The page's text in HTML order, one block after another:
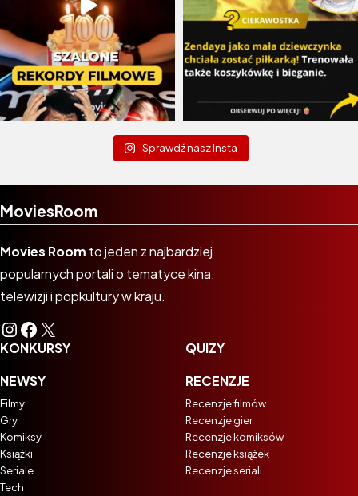
Sprawdź nasz Insta
MoviesRoom
Movies Room to jeden z najbardziej
popularnych portali o tematyce kina,
telewizji i popkultury w kraju.
Instagram
Facebook
X
KONKURSY
NEWSY
Filmy
Gry
Komiksy
Książki
Seriale
Tech
QUIZY
RECENZJE
Recenzje filmów
Recenzje gier
Recenzje komiksów
Recenzje książek
Recenzje seriali